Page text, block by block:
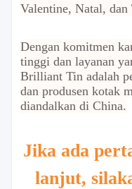
Valentine, Natal, dan
Dengan komitmen
tinggi dan layanan
Brilliant Tin adalah
dan produsen kotak
diandalkan di China.
Jika ada
lanjut,